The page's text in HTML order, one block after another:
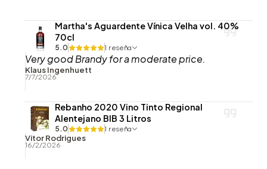
Martha's Aguardente Vínica Velha vol. 40%
70cl
5.0 1 reseña
Very good Brandy for a moderate price.
Klaus Ingenhuett
7/7/2026
Rebanho 2020 Vino Tinto Regional
Alentejano BIB 3 Litros
5.0 1 reseña
Vitor Rodrigues
16/2/2026